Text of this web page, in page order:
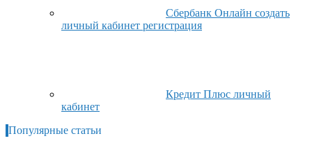
Сбербанк Онлайн создать
личный кабинет регистрация
Кредит Плюс личный
кабинет
Популярные статьи